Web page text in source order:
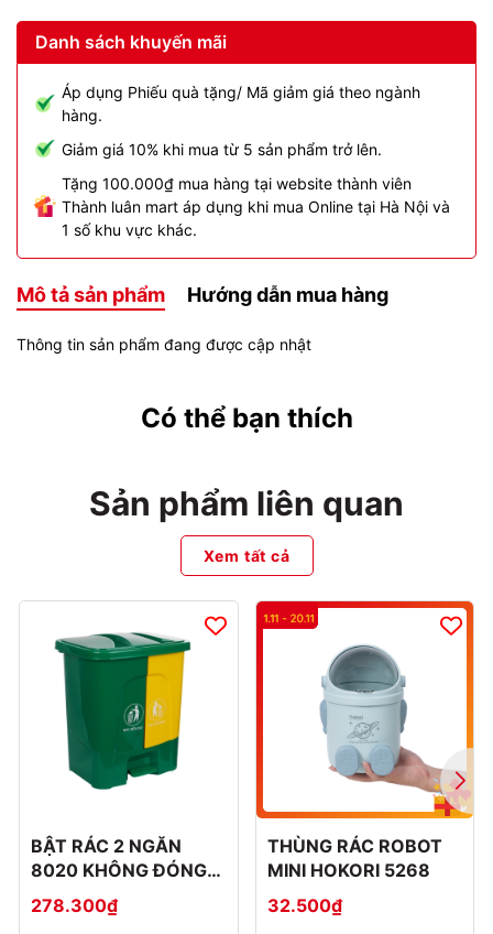
Danh sách khuyến mãi
Áp dụng Phiếu quà tặng/ Mã giảm giá theo ngành
hàng.
Giảm giá 10% khi mua từ 5 sản phẩm trở lên.
Tặng 100.000₫ mua hàng tại website thành viên
Thành luân mart áp dụng khi mua Online tại Hà Nội và
1 số khu vực khác.
Mô tả sản phẩm Hướng dẫn mua hàng
Thông tin sản phẩm đang được cập nhật
Có thể bạn thích
Sản phẩm liên quan
Xem tất cả
BẬT RÁC 2 NGĂN
8020 KHÔNG ĐÓNG
THÙNG CATTON
278.300₫
THÙNG RÁC ROBOT
MINI HOKORI 5268
32.500₫